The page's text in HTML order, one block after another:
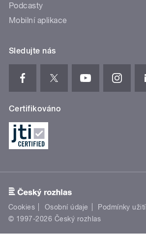
Podcasty
Mobilní aplikace
Sledujte nás
Certifikováno
Cookies Osobní údaje Podmínky užití
© 1997-2026 Český rozhlas